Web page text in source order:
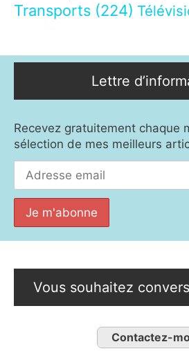
Transports (224)
Lettre
Recevez gratuitement chaque
sélection de mes meilleurs
Vous souhaitez
Contactez-